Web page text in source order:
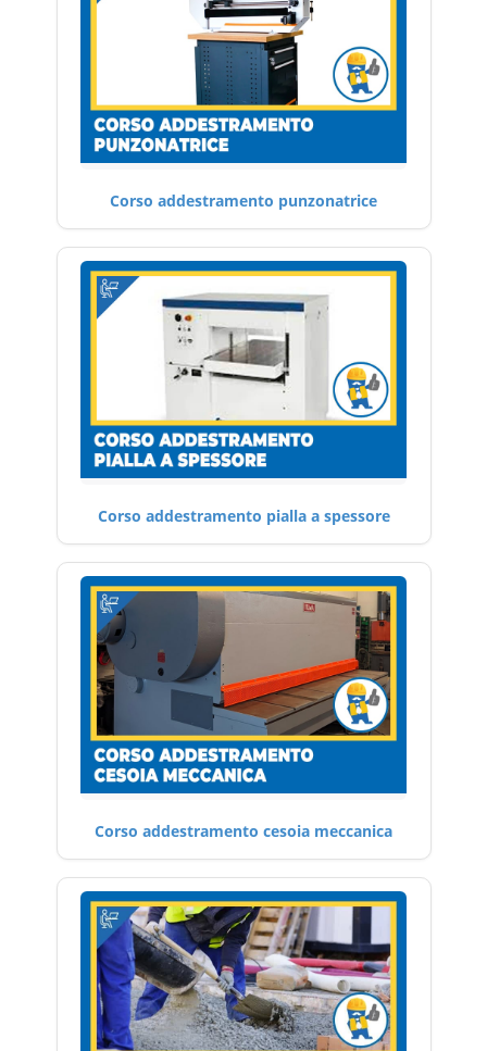
Corso addestramento punzonatrice
Corso addestramento pialla a spessore
Corso addestramento cesoia meccanica